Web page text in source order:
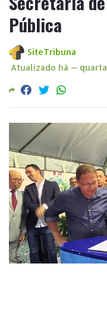
Pública
SiteTribuna
Atualizado há —